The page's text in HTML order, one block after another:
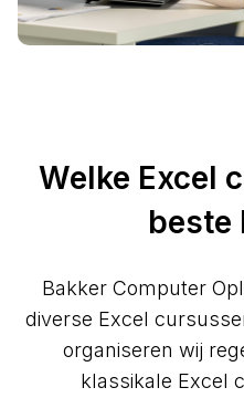
Welke Excel
beste
Bakker Computer
diverse Excel
organiseren wij
klassikale Excel